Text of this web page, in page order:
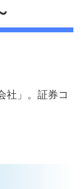
社」。証券コ